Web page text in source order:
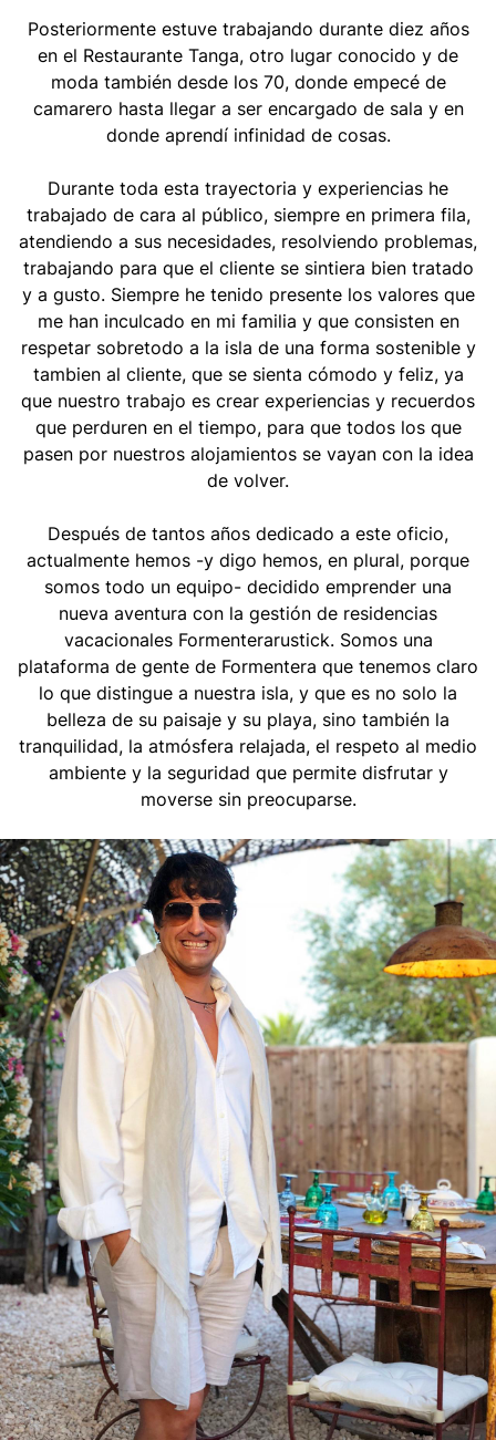
Posteriormente estuve trabajando durante diez años
en el Restaurante Tanga, otro lugar conocido y de
moda también desde los 70, donde empecé de
camarero hasta llegar a ser encargado de sala y en
donde aprendí infinidad de cosas.
Durante toda esta trayectoria y experiencias he
trabajado de cara al público, siempre en primera fila,
atendiendo a sus necesidades, resolviendo problemas,
trabajando para que el cliente se sintiera bien tratado
y a gusto. Siempre he tenido presente los valores que
me han inculcado en mi familia y que consisten en
respetar sobretodo a la isla de una forma sostenible y
tambien al cliente, que se sienta cómodo y feliz, ya
que nuestro trabajo es crear experiencias y recuerdos
que perduren en el tiempo, para que todos los que
pasen por nuestros alojamientos se vayan con la idea
de volver.
Después de tantos años dedicado a este oficio,
actualmente hemos -y digo hemos, en plural, porque
somos todo un equipo- decidido emprender una
nueva aventura con la gestión de residencias
vacacionales Formenterarustick. Somos una
plataforma de gente de Formentera que tenemos claro
lo que distingue a nuestra isla, y que es no solo la
belleza de su paisaje y su playa, sino también la
tranquilidad, la atmósfera relajada, el respeto al medio
ambiente y la seguridad que permite disfrutar y
moverse sin preocuparse.